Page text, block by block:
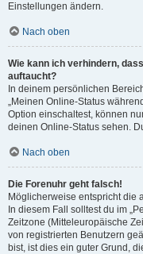
Einstellungen ändern.
Nach oben
Wie kann ich verhindern,
auftaucht?
In deinem persönlichen
„Meinen Online-Status
Option einschaltest, können
deinen Online-Status sehen.
Nach oben
Die Forenuhr geht falsch!
Möglicherweise entspricht die
In diesem Fall solltest du im
Zeitzone (Mitteleuropäische
von registrierten Benutzern
bist, ist dies ein guter Grund,